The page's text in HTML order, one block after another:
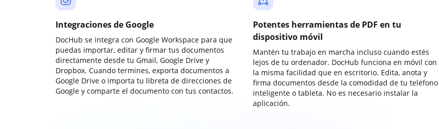
Integraciones de Google
DocHub se integra con Google Workspace para que
puedas importar, editar y firmar tus documentos
directamente desde tu Gmail, Google Drive y
Dropbox. Cuando termines, exporta documentos a
Google Drive o importa tu libreta de direcciones de
Google y comparte el documento con tus contactos.
Potentes herramientas de PDF en tu
dispositivo móvil
Mantén tu trabajo en marcha incluso cuando estés
lejos de tu ordenador. DocHub funciona en móvil con
la misma facilidad que en escritorio. Edita, anota y
firma documentos desde la comodidad de tu teléfono
inteligente o tableta. No es necesario instalar la
aplicación.